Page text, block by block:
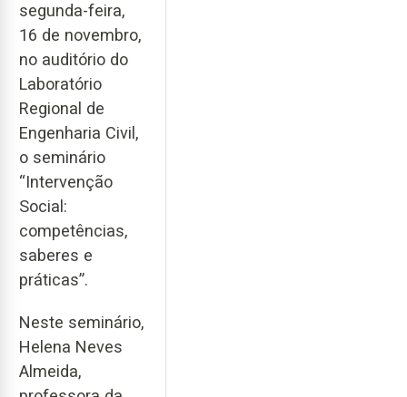
segunda-feira,
16 de novembro,
no auditório do
Laboratório
Regional de
Engenharia Civil,
o seminário
“Intervenção
Social:
competências,
saberes e
práticas”.
Neste seminário,
Helena Neves
Almeida,